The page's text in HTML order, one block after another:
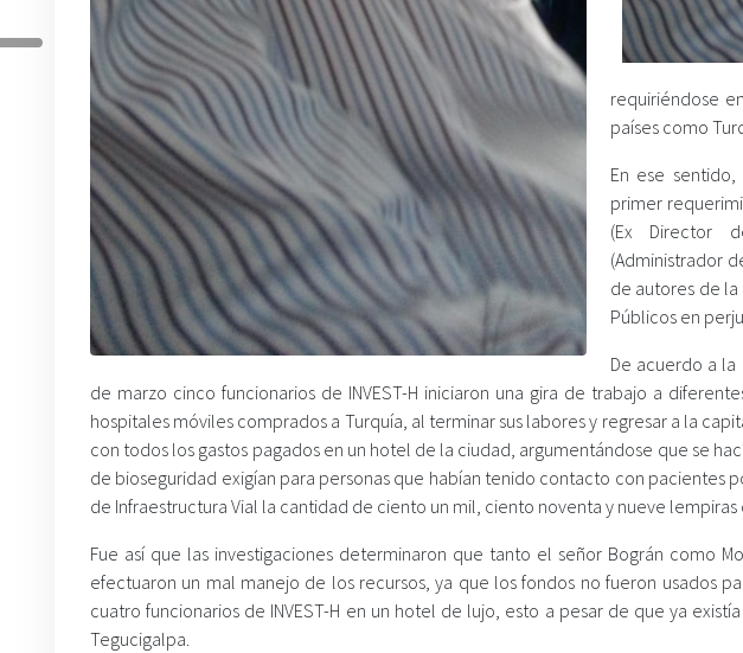
requiriéndose
países como
En ese
primer
(Ex Director
(Administrador
de autores de
Públicos en
De acuerdo a
de marzo cinco funcionarios de INVEST-H iniciaron una gira de trabajo a
hospitales móviles comprados a Turquía, al terminar sus labores y regresar a la
con todos los gastos pagados en un hotel de la ciudad, argumentándose que se
de bioseguridad exigían para personas que habían tenido contacto con pacientes
de Infraestructura Vial la cantidad de ciento un mil, ciento noventa y nueve lempiras
Fue así que las investigaciones determinaron que tanto el señor Bográn como
efectuaron un mal manejo de los recursos, ya que los fondos no fueron usados
cuatro funcionarios de INVEST-H en un hotel de lujo, esto a pesar de que ya
Tegucigalpa.